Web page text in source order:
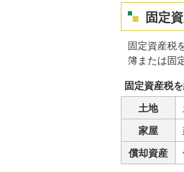
固定
固定資産税
簿または固
固定資産税
土地
家屋
償却資産